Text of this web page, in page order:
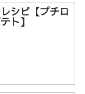
シピ【プチロ
ト】